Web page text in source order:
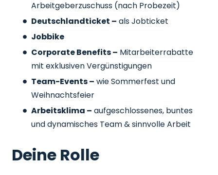
Arbeitgeberzuschuss (nach Probezeit)
Deutschlandticket – als Jobticket
Jobbike
Corporate Benefits – Mitarbeiterrabatte
mit exklusiven Vergünstigungen
Team-Events – wie Sommerfest und
Weihnachtsfeier
Arbeitsklima – aufgeschlossenes, buntes
und dynamisches Team & sinnvolle Arbeit
Deine Rolle